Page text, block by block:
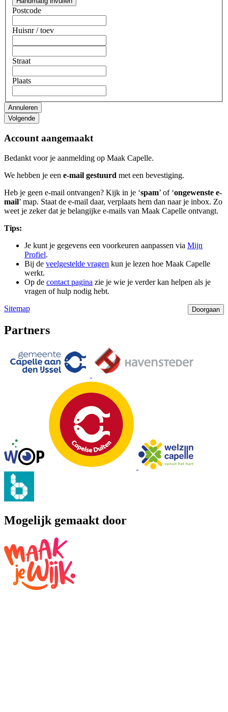
Postcode
Huisnr/ toev
Straat
Plaats
Account aangemaakt
Bedankt voor je aanmelding op Maak Capelle.
We hebben je een e-mail gestuurd met een bevestiging.
Heb je geen e-mail ontvangen? Kijk in je ‘spam’ of ‘ongewenste e-
mail’ map. Staat de e-mail daar, verplaats hem dan naar je inbox. Zo
weet je zeker dat je belangijke e-mails van Maak Capelle ontvangt.
Tips:
Je kunt je gegevens een voorkeuren aanpassen via Mijn
Profiel.
Bij de veelgestelde vragen kun je lezen hoe Maak Capelle
werkt.
Op de contact pagina zie je wie je verder kan helpen als je
vragen of hulp nodig hebt.
Sitemap
Partners
Mogelijk gemaakt door